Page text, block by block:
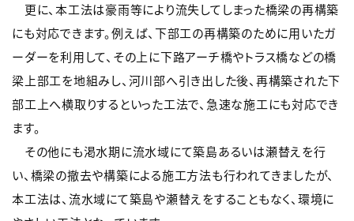
更に、本工法は豪雨等により流失してしまった橋梁の再構築
にも対応できます。例えば、下部工の再構築のために用いたガ
ーダーを利用して、その上に下路アーチ橋やトラス橋などの橋
梁上部工を地組みし、河川部へ引き出した後、再構築された下
部工上へ横取りするといった工法で、急速な施工にも対応でき
ます。
その他にも渇水期に流水域にて築島あるいは瀬替えを行
い、橋梁の撤去や構築による施工方法も行われてきましたが、
本工法は、流水域にて築島や瀬替えをすることもなく、環境に